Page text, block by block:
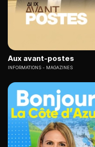
Aux avant-postes
INFORMATIONS MAGAZINES